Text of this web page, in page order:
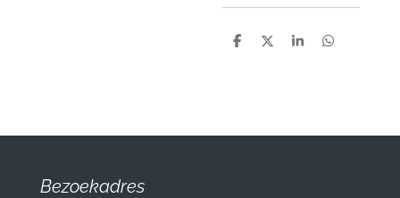
D
D
S
D
Bezoekadres